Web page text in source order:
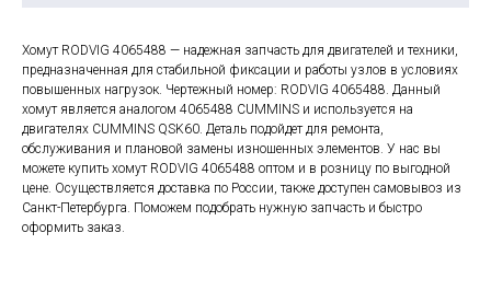
Хомут RODVIG 4065488 — надежная запчасть для двигателей и техники,
предназначенная для стабильной фиксации и работы узлов в условиях
повышенных нагрузок. Чертежный номер: RODVIG 4065488. Данный
хомут является аналогом 4065488 CUMMINS и используется на
двигателях CUMMINS QSK60. Деталь подойдет для ремонта,
обслуживания и плановой замены изношенных элементов. У нас вы
можете купить хомут RODVIG 4065488 оптом и в розницу по выгодной
цене. Осуществляется доставка по России, также доступен самовывоз из
Санкт-Петербурга. Поможем подобрать нужную запчасть и быстро
оформить заказ.